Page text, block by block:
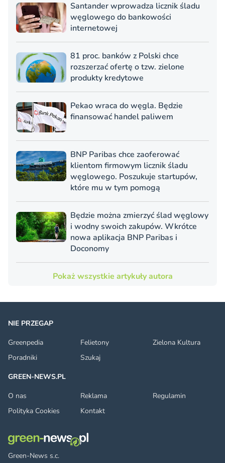
Santander wprowadza licznik śladu
węglowego do bankowości
internetowej
81 proc. banków z Polski chce
rozszerzać ofertę o tzw. zielone
produkty kredytowe
Pekao wraca do węgla. Będzie
finansować handel paliwem
BNP Paribas chce zaoferować
klientom firmowym licznik śladu
węglowego. Poszukuje startupów,
które mu w tym pomogą
Będzie można zmierzyć ślad węglowy
i wodny swoich zakupów. Wkrótce
nowa aplikacja BNP Paribas i
Doconomy
Pokaż wszystkie artykuły autora
Green-News s.c.
NIE PRZEGAP
Greenpedia
Felietony
Zielona Kultura
Poradniki
Szukaj
GREEN-NEWS.PL
O nas
Reklama
Regulamin
Polityka Cookies
Kontakt